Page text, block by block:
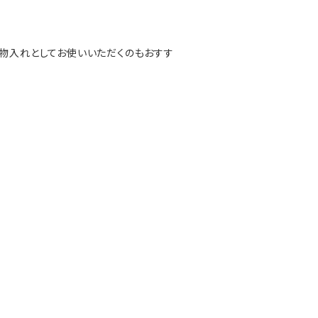
入れとしてお使いいただくのもおすす